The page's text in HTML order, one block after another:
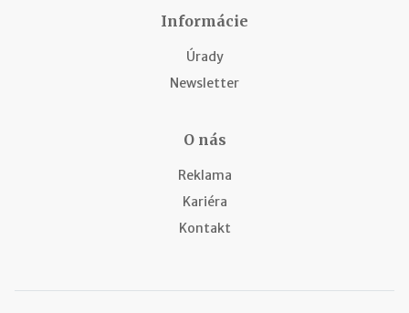
Informácie
Úrady
Newsletter
O nás
Reklama
Kariéra
Kontakt